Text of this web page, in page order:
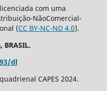
com uma
NãoComercial-
(CC BY-NC-ND 4.0).
BRASIL.
dl
CAPES 2024.